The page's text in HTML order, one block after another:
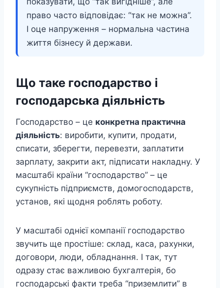
право часто відповідає: “так не можна”.
І оце напруження – нормальна частина
життя бізнесу й держави.
Що таке господарство і
господарська діяльність
Господарство – це конкретна практична
діяльність: виробити, купити, продати,
списати, зберегти, перевезти, заплатити
зарплату, закрити акт, підписати накладну. У
масштабі країни “господарство” – це
сукупність підприємств, домогосподарств,
установ, які щодня роблять роботу.
У масштабі однієї компанії господарство
звучить ще простіше: склад, каса, рахунки,
договори, люди, обладнання. І так, тут
одразу стає важливою бухгалтерія, бо
господарські факти треба “приземлити” в